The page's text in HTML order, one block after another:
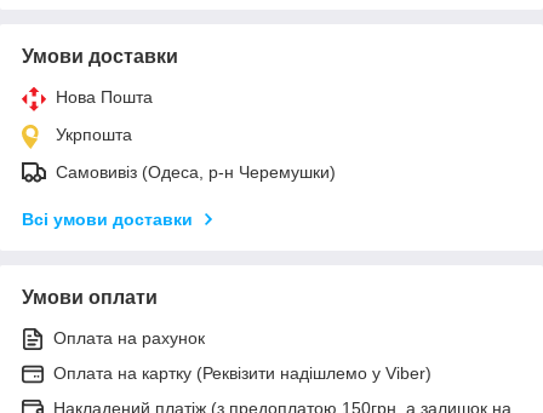
Умови доставки
Нова Пошта
Укрпошта
Самовивіз (Одеса, р-н Черемушки)
Всі умови доставки
Умови оплати
Оплата на рахунок
Оплата на картку (Реквізити надішлемо у Viber)
Накладений платіж (з предоплатою 150грн, а залишок на